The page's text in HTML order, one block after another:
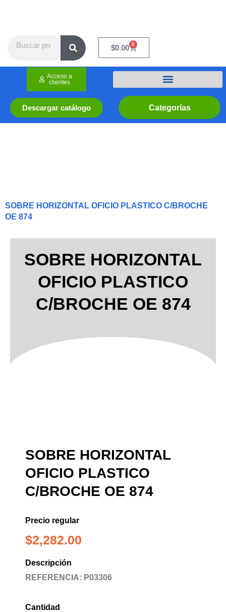
$0.00 0
Cart
Categorías
Descargar catálogo
Acceso a
clientes
SOBRE HORIZONTAL OFICIO PLASTICO C/BROCHE
OE 874
SOBRE HORIZONTAL
OFICIO PLASTICO
C/BROCHE OE 874
SOBRE HORIZONTAL
OFICIO PLASTICO
C/BROCHE OE 874
Precio regular
$2,282.00
Descripción
REFERENCIA: P03306
Cantidad